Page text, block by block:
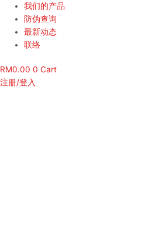
我们的产品
防伪查询
最新动态
联络
RM0.00 0 Cart
注册/登入